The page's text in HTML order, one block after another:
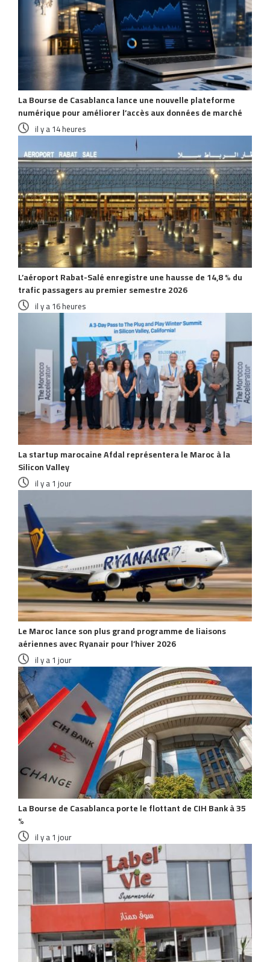
La Bourse de Casablanca lance une nouvelle plateforme
numérique pour améliorer l’accès aux données de marché
il y a 14 heures
L’aéroport Rabat-Salé enregistre une hausse de 14,8 % du
trafic passagers au premier semestre 2026
il y a 16 heures
La startup marocaine Afdal représentera le Maroc à la
Silicon Valley
il y a 1 jour
Le Maroc lance son plus grand programme de liaisons
aériennes avec Ryanair pour l’hiver 2026
il y a 1 jour
La Bourse de Casablanca porte le flottant de CIH Bank à 35
%
il y a 1 jour